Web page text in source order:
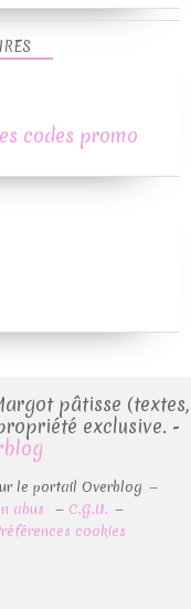
codes promo
pâtisse (textes,
exclusive. -
le portail Overblog
abus
C.G.U.
cookies